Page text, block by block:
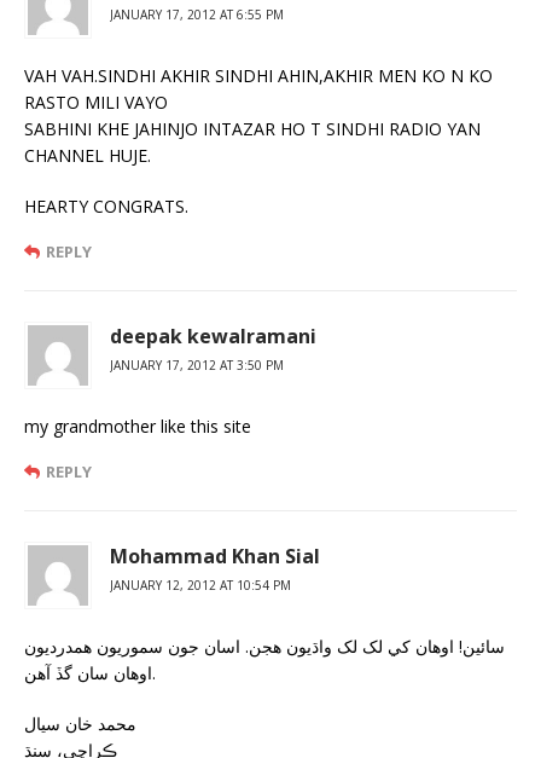
JANUARY 17, 2012 AT 6:55 PM
VAH VAH.SINDHI AKHIR SINDHI AHIN,AKHIR MEN KO N KO
RASTO MILI VAYO
SABHINI KHE JAHINJO INTAZAR HO T SINDHI RADIO YAN
CHANNEL HUJE.
HEARTY CONGRATS.
REPLY
deepak kewalramani
JANUARY 17, 2012 AT 3:50 PM
my grandmother like this site
REPLY
Mohammad Khan Sial
JANUARY 12, 2012 AT 10:54 PM
سائين! اوهان کي لک لک واڌيون هجن. اسان جون سموريون همدرديون
اوهان سان گڏ آهن.
محمد خان سيال
ڪراچي، سنڌ